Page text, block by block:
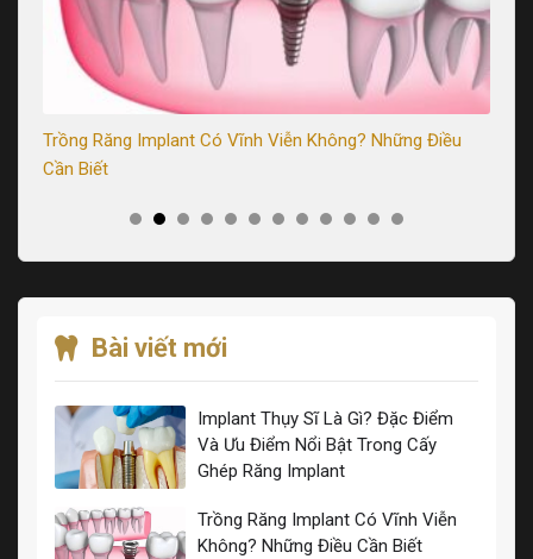
Trồng Răng Implant Có Vĩnh Viễn Không? Những Điều
Cần Biết
Bài viết mới
Implant Thụy Sĩ Là Gì? Đặc Điểm
Và Ưu Điểm Nổi Bật Trong Cấy
Ghép Răng Implant
Trồng Răng Implant Có Vĩnh Viễn
Không? Những Điều Cần Biết